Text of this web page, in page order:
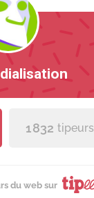
1 832 tipeurs
du web sur